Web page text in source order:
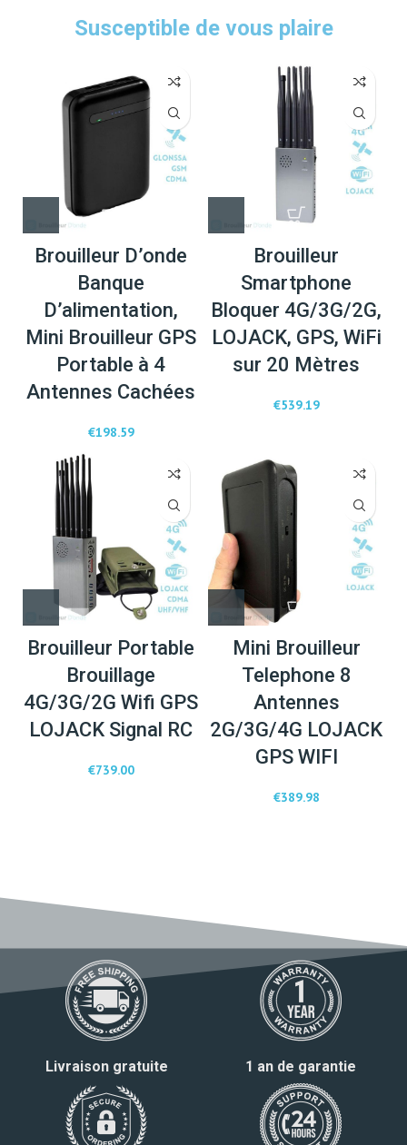
Susceptible de vous plaire
Brouilleur D’onde
Banque
D’alimentation,
Mini Brouilleur GPS
Portable à 4
Antennes Cachées
€198.59
Brouilleur
Smartphone
Bloquer 4G/3G/2G,
LOJACK, GPS, WiFi
sur 20 Mètres
€539.19
Brouilleur Portable
Brouillage
4G/3G/2G Wifi GPS
LOJACK Signal RC
€739.00
Mini Brouilleur
Telephone 8
Antennes
2G/3G/4G LOJACK
GPS WIFI
€389.98
Livraison gratuite 1 an de garantie